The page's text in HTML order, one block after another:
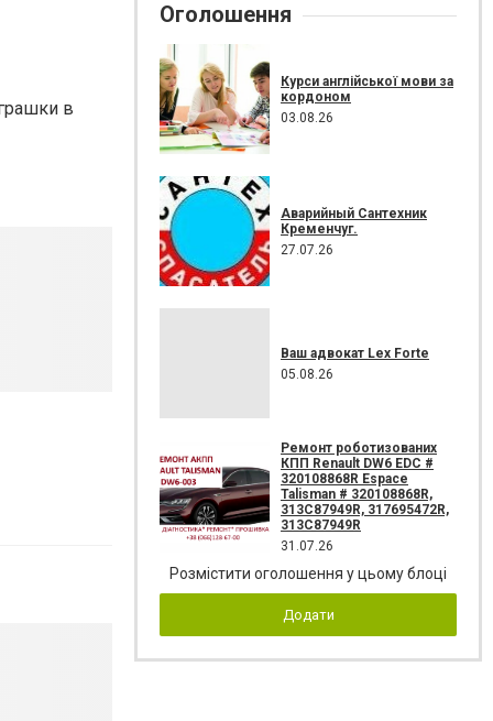
в
Оголошення
Курси англійської мови за
кордоном
03.08.26
Аварийный Сантехник
Кременчуг.
27.07.26
Ваш адвокат Lex Forte
05.08.26
Ремонт роботизованих
КПП Renault DW6 EDC #
320108868R Espace
Talisman # 320108868R,
313C87949R, 317695472R,
313C87949R
31.07.26
Розмістити оголошення у цьому блоці
Додати